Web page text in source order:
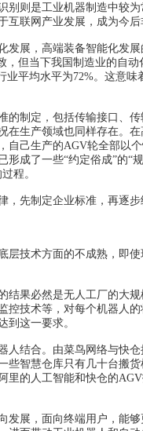
别则是工业机器制造中较
联网产业发展，成为今后
展，高端装备智能化发展
，但当下我国制造业的自
平均水平为72%。这意味
制定，包括传输接口、传
生产领域也同样存在。
自己生产的AGV轮全部以
成了一些“约定俗成”的“
程。
先制定企业标准，再逐步
技术方面的不成熟，即使
果必然是无人工厂的大规
控技术等，对每个机器人
到这一要求。
结合。由菜鸟网络与快仓
些智慧仓库只有几十台搬
里的人工智能和快仓的
展，面向终端用户，能够